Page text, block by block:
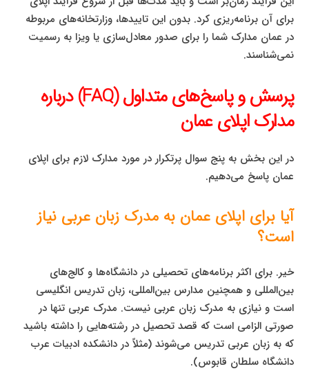
برای آن برنامه‌ریزی کرد. بدون این تاییدها، وزارتخانه‌های مربوطه
در عمان مدارک شما را برای صدور معادل‌سازی یا ویزا به رسمیت
نمی‌شناسند.
پرسش و پاسخ‌های متداول (FAQ) درباره
مدارک اپلای عمان
در این بخش به پنج سوال پرتکرار در مورد مدارک لازم برای اپلای
عمان پاسخ می‌دهیم.
آیا برای اپلای عمان به مدرک زبان عربی نیاز
است؟
خیر. برای اکثر برنامه‌های تحصیلی در دانشگاه‌ها و کالج‌های
بین‌المللی و همچنین مدارس بین‌المللی، زبان تدریس انگلیسی
است و نیازی به مدرک زبان عربی نیست. مدرک عربی تنها در
صورتی الزامی است که قصد تحصیل در رشته‌هایی را داشته باشید
که به زبان عربی تدریس می‌شوند (مثلاً در دانشکده ادبیات عرب
دانشگاه سلطان قابوس).